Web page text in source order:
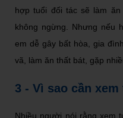
hợp tuổi đối tác sẽ làm
không ngừng. Nhưng nếu
em dễ gây bất hòa, gia
vã, làm ăn thất bát, gặp
3 - Vì sao cần
Nhiều người nói rằng xem